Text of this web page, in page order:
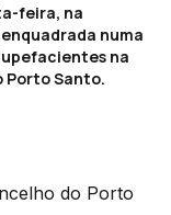
feira, na
numa
na
Porto Santo.
do Porto